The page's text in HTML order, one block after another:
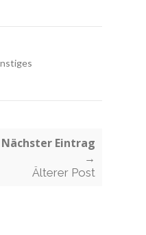
Nächster Eintrag
→
Älterer Post